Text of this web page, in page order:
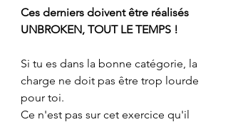
Ces derniers doivent être réalisés
UNBROKEN, TOUT LE TEMPS !
Si tu es dans la bonne catégorie, la
charge ne doit pas être trop lourde
pour toi.
Ce n'est pas sur cet exercice qu'il